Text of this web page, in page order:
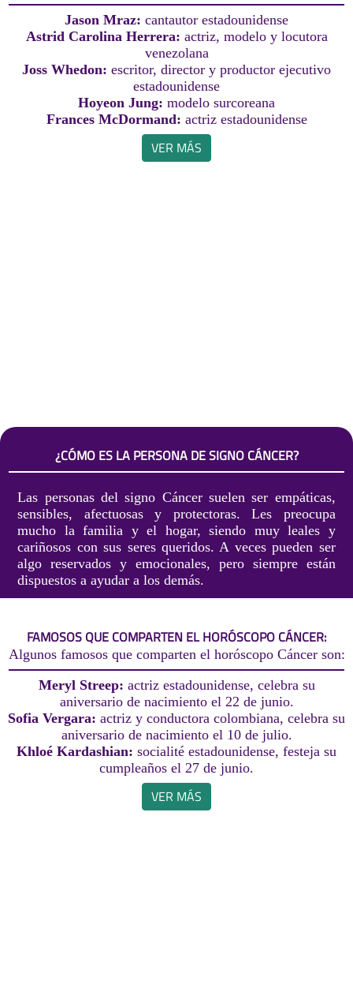
Jason Mraz: cantautor estadounidense
Astrid Carolina Herrera: actriz, modelo y locutora
venezolana
Joss Whedon: escritor, director y productor ejecutivo
estadounidense
Hoyeon Jung: modelo surcoreana
Frances McDormand: actriz estadounidense
VER MÁS
¿CÓMO ES LA PERSONA DE SIGNO CÁNCER?
Las personas del signo Cáncer suelen ser empáticas,
sensibles, afectuosas y protectoras. Les preocupa
mucho la familia y el hogar, siendo muy leales y
cariñosos con sus seres queridos. A veces pueden ser
algo reservados y emocionales, pero siempre están
dispuestos a ayudar a los demás.
FAMOSOS QUE COMPARTEN EL HORÓSCOPO CÁNCER:
Algunos famosos que comparten el horóscopo Cáncer son:
Meryl Streep: actriz estadounidense, celebra su
aniversario de nacimiento el 22 de junio.
Sofia Vergara: actriz y conductora colombiana, celebra su
aniversario de nacimiento el 10 de julio.
Khloé Kardashian: socialité estadounidense, festeja su
cumpleaños el 27 de junio.
VER MÁS